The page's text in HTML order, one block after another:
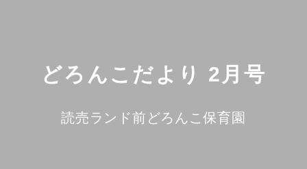
どろんこだより 2月号
読売ランド前どろんこ保育園